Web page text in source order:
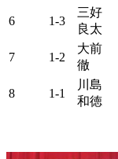
6 1-3
三好
良太
7 1-2
大前
徹
8 1-1
川島
和徳